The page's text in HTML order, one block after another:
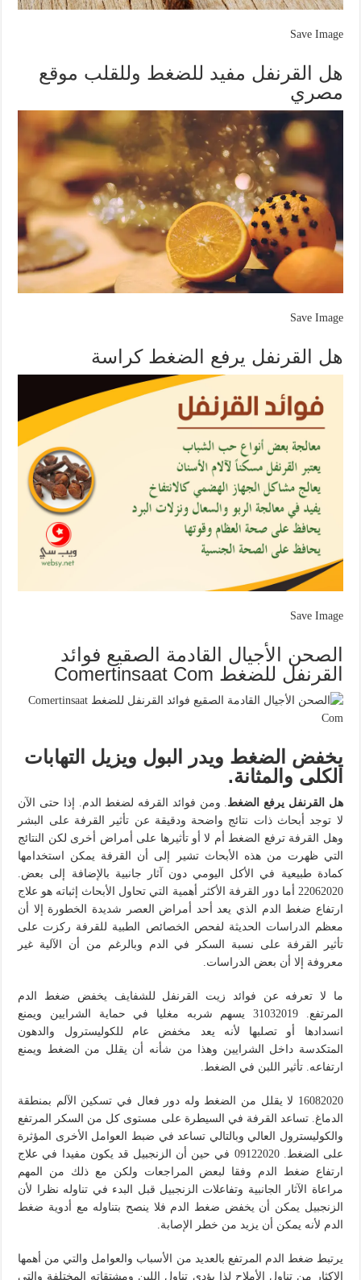
Save Image
هل القرنفل مفيد للضغط وللقلب موقع
مصري
Save Image
هل القرنفل يرفع الضغط كراسة
Save Image
الصحن الأجيال القادمة الصقيع فوائد
القرنفل للضغط Comertinsaat Com
يخفض الضغط ويدر البول ويزيل التهابات
الكلى والمثانة.
هل القرنفل يرفع الضغط . ومن فوائد القرفه لضغط الدم. إذا حتى الآن
لا توجد أبحاث ذات نتائج واضحة ودقيقة عن تأثير القرفة على البشر
وهل القرفة ترفع الضغط أم لا أو تأثيرها على أمراض أخرى لكن النتائج
التي ظهرت من هذه الأبحاث تشير إلى أن القرفة يمكن استخدامها
كمادة طبيعية في الأكل اليومي دون آثار جانبية بالإضافة إلى بعض.
22062020 أما دور القرفة الأكثر أهمية التي تحاول الأبحاث إثباته هو علاج
ارتفاع ضغط الدم الذي يعد أحد أمراض العصر شديدة الخطورة إلا أن
معظم الدراسات الحديثة لفحص الخصائص الطبية للقرفة ركزت على
تأثير القرفة على نسبة السكر في الدم وبالرغم من أن الآلية غير
معروفة إلا أن بعض الدراسات.
ما لا تعرفه عن فوائد زيت القرنفل للشفايف يخفض ضغط الدم
المرتفع. 31032019 يسهم شربه مغليا في حماية الشرايين ويمنع
انسدادها أو تصلبها لأنه يعد مخفض عام للكوليسترول والدهون
المتكدسة داخل الشرايين وهذا من شأنه أن يقلل من الضغط ويمنع
ارتفاعه. تأثير اللبن في الضغط.
16082020 لا يقلل من الضغط وله دور فعال في تسكين الآلم بمنطقة
الدماغ. تساعد القرفة في السيطرة على مستوى كل من السكر المرتفع
والكوليسترول العالي وبالتالي تساعد في ضبط العوامل الأخرى المؤثرة
على الضغط. 09122020 في حين أن الزنجبيل قد يكون مفيدا في علاج
ارتفاع ضغط الدم وفقا لبعض المراجعات ولكن مع ذلك من المهم
مراعاة الآثار الجانبية وتفاعلات الزنجبيل قبل البدء في تناوله نظرا لأن
الزنجبيل يمكن أن يخفض ضغط الدم فلا ينصح بتناوله مع أدوية ضغط
الدم لأنه يمكن أن يزيد من خطر الإصابة.
يرتبط ضغط الدم المرتفع بالعديد من الأسباب والعوامل والتي من أهمها
الإكثار من تناول الأملاح لذا يؤدي تناول اللبن ومشتقاته المختلفة والتي